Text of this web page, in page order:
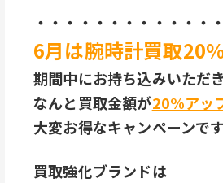
・・・・・・・・・・・・
6月は腕時計買取20
期間中にお持ち込みいただ
なんと買取金額が20%アッ
大変お得なキャンペーンで
買取強化ブランドは